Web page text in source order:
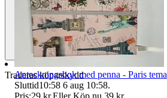
Traderas köparskydd
Anteckningsbok med penna - Paris tema
Sluttid10:58 6 aug 10:58.
Pris:29 kr,Eller Köp nu 39 kr,.